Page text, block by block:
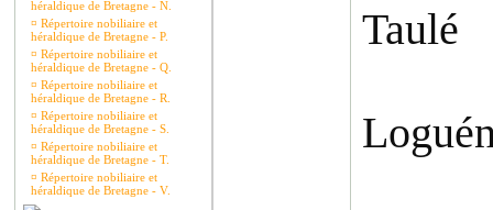
héraldique de Bretagne - N.
¤ Répertoire nobiliaire et
héraldique de Bretagne - P.
¤ Répertoire nobiliaire et
héraldique de Bretagne - Q.
¤ Répertoire nobiliaire et
héraldique de Bretagne - R.
¤ Répertoire nobiliaire et
héraldique de Bretagne - S.
¤ Répertoire nobiliaire et
héraldique de Bretagne - T.
¤ Répertoire nobiliaire et
héraldique de Bretagne - V.
Taulé